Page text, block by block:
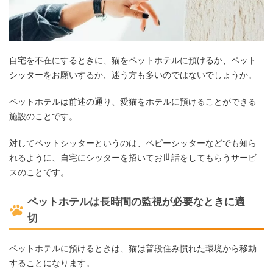
自宅を不在にするときに、猫をペットホテルに預けるか、ペット
シッターをお願いするか、迷う方も多いのではないでしょうか。
ペットホテルは前述の通り、愛猫をホテルに預けることができる
施設のことです。
対してペットシッターというのは、ベビーシッターなどでも知ら
れるように、自宅にシッターを招いてお世話をしてもらうサービ
スのことです。
ペットホテルは長時間の監視が必要なときに適
切
ペットホテルに預けるときは、猫は普段住み慣れた環境から移動
することになります。